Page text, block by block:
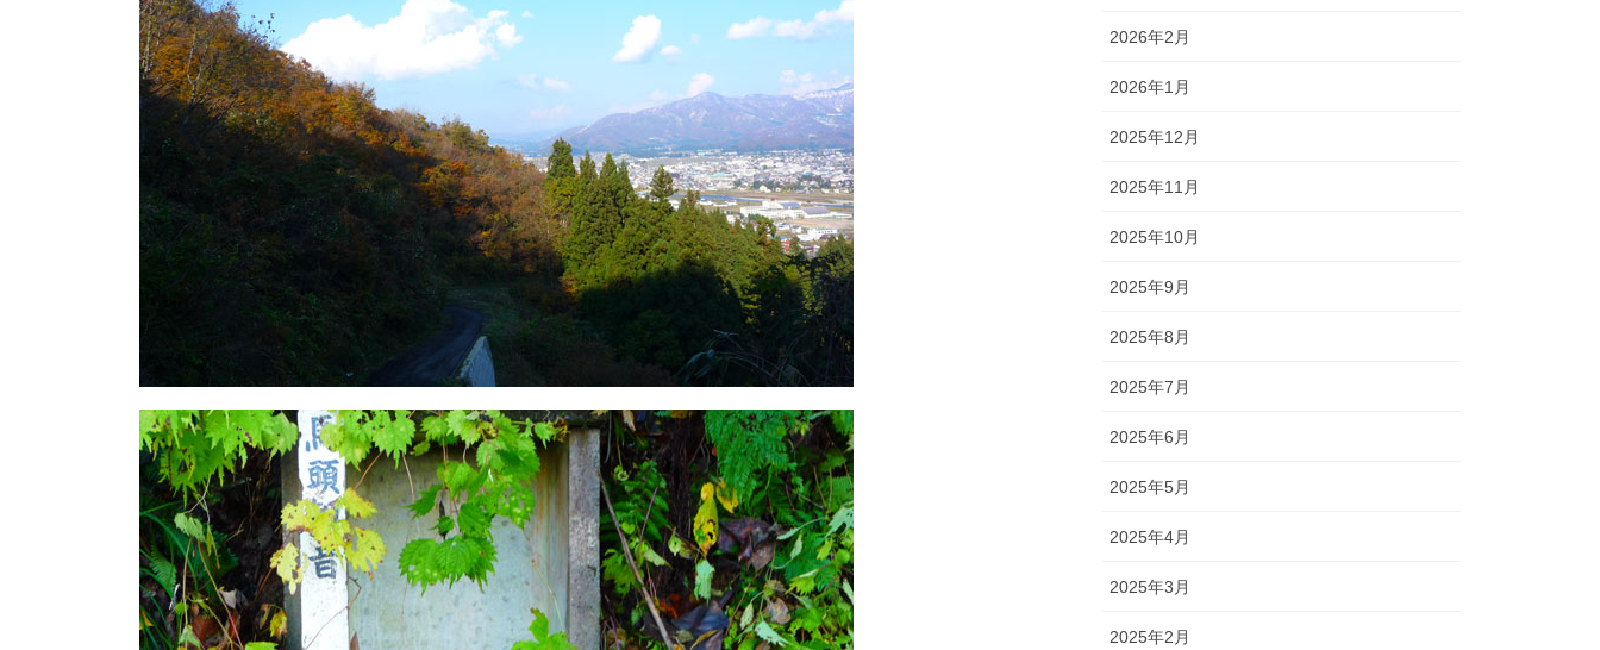
2026年2月
2026年1月
2025年12月
2025年11月
2025年10月
2025年9月
2025年8月
2025年7月
2025年6月
2025年5月
2025年4月
2025年3月
2025年2月